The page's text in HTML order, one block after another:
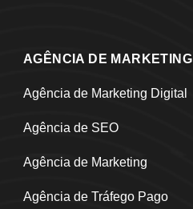
AGÊNCIA DE MARKETING
Agência de Marketing Digital
Agência de SEO
Agência de Marketing
Agência de Tráfego Pago